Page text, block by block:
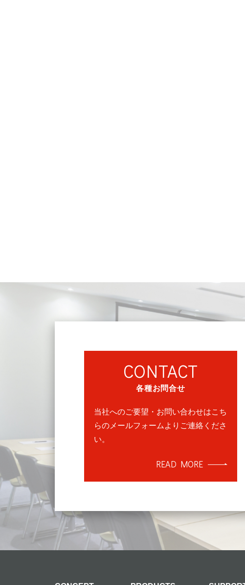
CONTACT
各種お問合せ
当社へのご要望・お問い合わせはこち
らのメールフォームよりご連絡くださ
い。
READ MORE